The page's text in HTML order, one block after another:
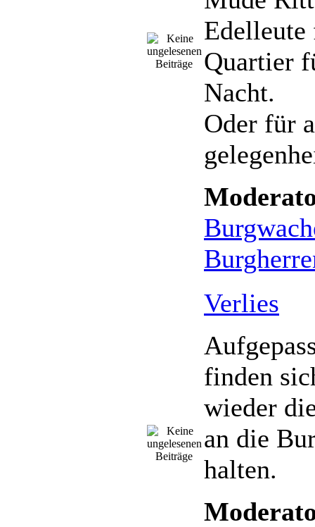
Quartier
Nacht.
Oder für
Verlies
finden
wieder
an die
halten.